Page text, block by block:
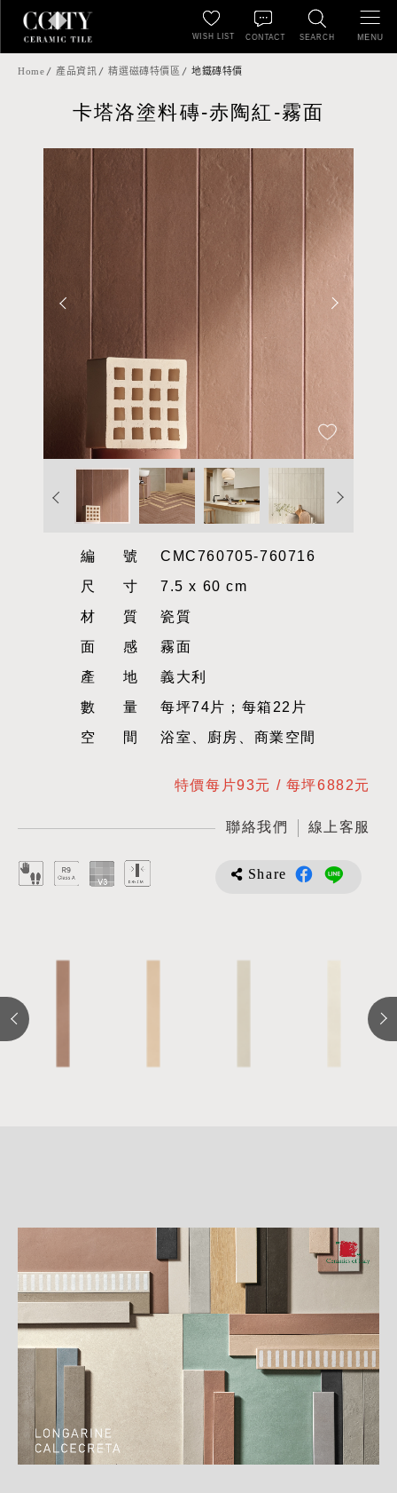
SEARCH
WISH LIST CONTACT MENU
Home 產品資訊 精選磁磚特價區 地鐵磚特價
卡塔洛塗料磚-赤陶紅-霧面
編號CMC760705-760716
尺寸7.5 x 60 cm
材質瓷質
面感霧面
產地義大利
數量每坪74片；每箱22片
空間浴室、廚房、商業空間
特價每片93元 / 每坪6882元
聯絡我們 線上客服
Share
紹